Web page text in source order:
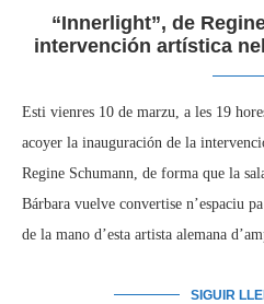
“Innerlight”, de
intervención artística
Esti vienres 10 de marzu, a les 19
acoyer la inauguración de la
Regine Schumann, de forma que la
Bárbara vuelve convertise n’espaciu
de la mano d’esta artista alemana
SIGUIR